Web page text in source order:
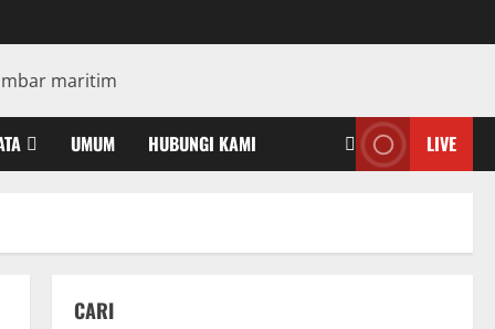
UMUM HUBUNGI KAMI LIVE
CARI